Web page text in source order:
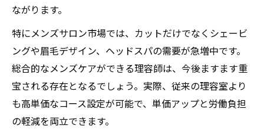
ながります。
特にメンズサロン市場では、カットだけでなくシェービ
ングや眉毛デザイン、ヘッドスパの需要が急増中です。
総合的なメンズケアができる理容師は、今後ますます重
宝される存在となるでしょう。実際、従来の理容室より
も高単価なコース設定が可能で、単価アップと労働負担
の軽減を両立できます。